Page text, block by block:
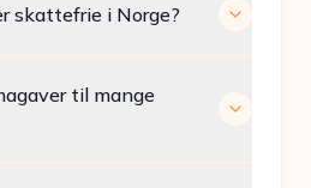
skattefrie i Norge?
til mange